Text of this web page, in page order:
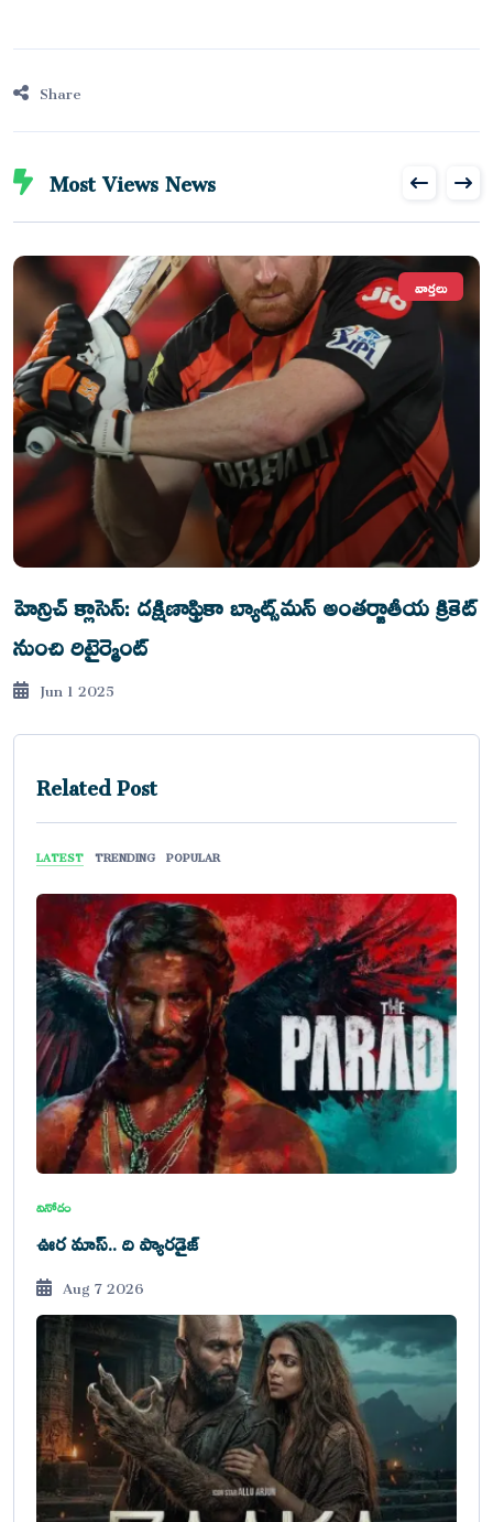
Share
Most Views News
వార్తలు
హెన్రిచ్ క్లాసెన్: దక్షిణాఫ్రికా బ్యాట్స్‌మన్ అంతర్జాతీయ క్రికెట్
నుంచి రిటైర్మెంట్
Jun 1 2025
Related Post
LATEST TRENDING POPULAR
వినోదం
ఊర మాస్.. ది ప్యారడైజ్
Aug 7 2026